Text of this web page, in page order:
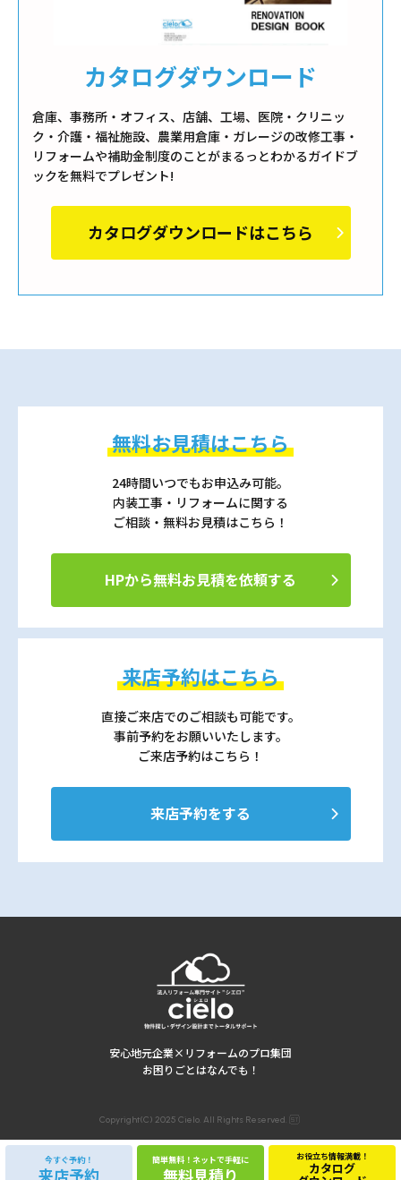
今すぐ予約！
来店予約
簡単無料！ネットで手軽に
無料見積り
お役立ち情報満載！
カタログ
カタログダウンロード
倉庫、事務所・オフィス、店舗、工場、医院・クリニッ
ク・介護・福祉施設、農業用倉庫・ガレージの改修工事・
リフォームや補助金制度のことがまるっとわかるガイドブ
ックを無料でプレゼント!
カタログダウンロードはこちら
無料お見積はこちら
24時間いつでもお申込み可能。
内装工事・リフォームに関する
ご相談・無料お見積はこちら！
HPから無料お見積を依頼する
来店予約はこちら
直接ご来店でのご相談も可能です。
事前予約をお願いいたします。
ご来店予約はこちら！
来店予約をする
安心地元企業×リフォームのプロ集団
お困りごとはなんでも！
Copyright(C) 2025 Cielo. All Rights Reserved.